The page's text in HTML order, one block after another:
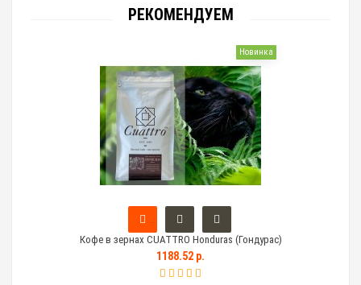
РЕКОМЕНДУЕМ
Новинка
Кофе в зернах CUATTRO Honduras (Гондурас)
1188.52 р.